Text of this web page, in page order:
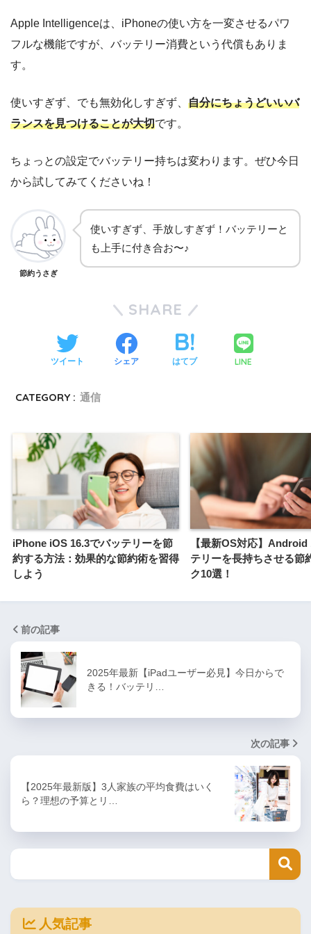
Apple Intelligenceは、iPhoneの使い方を一変させるパワ
フルな機能ですが、バッテリー消費という代償もありま
す。
使いすぎず、でも無効化しすぎず、 自分にちょうどいいバ
ランスを見つけることが大切です。
ちょっとの設定でバッテリー持ちは変わります。ぜひ今日
から試してみてくださいね！
節約うさぎ
使いすぎず、手放しすぎず！バッテリーと
も上手に付き合お〜♪
SHARE
ツイート シェア はてブ LINE
CATEGORY : 通信
iPhone iOS 16.3でバッテリーを節
約する方法：効果的な節約術を習得
しよう
【最新OS対応】Android
テリーを長持ちさせる節
ク10選！
前の記事
2025年最新【iPadユーザー必見】今日からで
きる！バッテリ…
次の記事
【2025年最新版】3人家族の平均食費はいく
ら？理想の予算とリ…
人気記事